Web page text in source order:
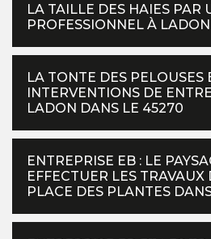
LA TAILLE DES HAIES PAR
PROFESSIONNEL À
LA TONTE DES PELOUSES
INTERVENTIONS DE
LADON DANS LE 45270
ENTREPRISE EB : LE
EFFECTUER LES TRAVAUX
PLACE DES PLANTES